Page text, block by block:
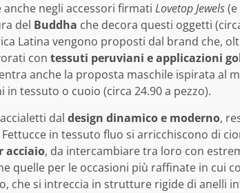
negli accessori firmati Lovetop Jewels
del Buddha che decora questi oggetti
Latina vengono proposti dal brand che,
con tessuti peruviani e applicazioni
anche la proposta maschile ispirata al
tessuto o cuoio (circa 24.90 a pezzo).
dal design dinamico e moderno,
in tessuto fluo si arricchiscono di
acciaio, da intercambiare tra loro con
quelle per le occasioni più raffinate in cui
che si intreccia in strutture rigide di anelli